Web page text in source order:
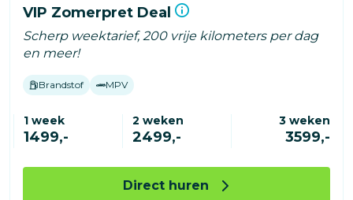
VIP Zomerpret Deal
Scherp weektarief, 200 vrije kilometers per dag
en meer!
Brandstof MPV
1 week
1499,-
2 weken
2499,-
3 weken
3599,-
Direct huren